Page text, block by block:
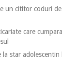
un cititor coduri de
care cumpara
star adolescentin